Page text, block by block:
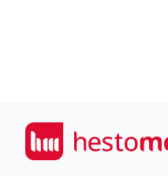
Seiwert GmbH